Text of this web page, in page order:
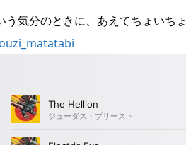
気分のときに、あえてちょいち